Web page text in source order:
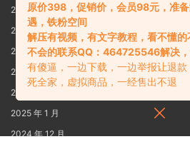
2025 年 6 月
2025 年 5 月
2025 年 4 月
2025 年 3 月
2025 年 2 月
2025 年 1 月
2024 年 12 月
原价398，促销价，会员98元，准
遇，铁粉空间
解压有视频，有文字教程，看不懂的
不会的联系QQ：464725546解决
有傻逼，一边下载，一边举报让退
死全家，虚拟商品，一经售出不退